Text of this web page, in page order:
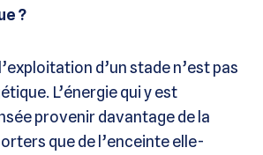
?
d’un stade n’est pas
L’énergie qui y est
provenir davantage de la
que de l’enceinte elle-